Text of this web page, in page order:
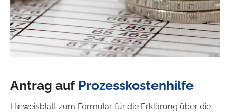
Antrag auf Prozesskostenhilfe
Hinweisblatt zum Formular für die Erklärung über die